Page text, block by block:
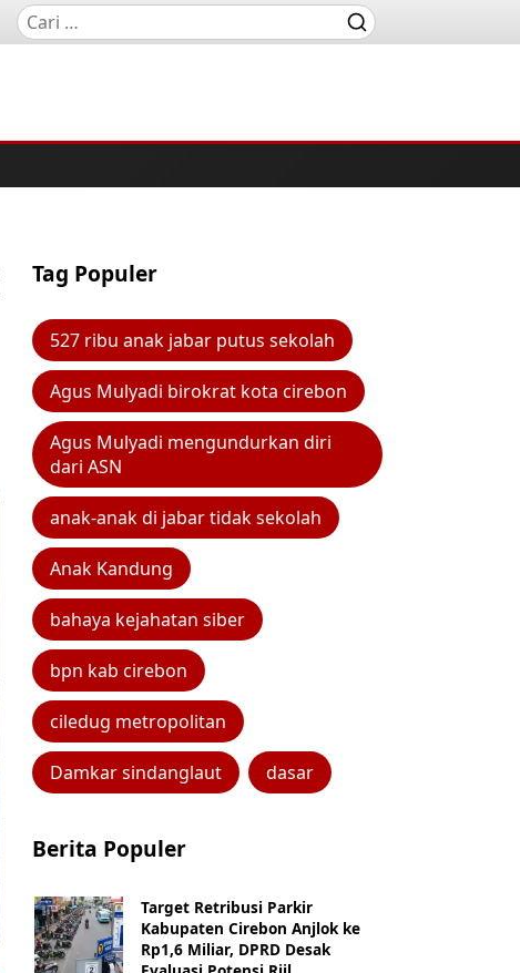
Tag Populer
527 ribu anak jabar putus sekolah
Agus Mulyadi birokrat kota cirebon
Agus Mulyadi mengundurkan diri
dari ASN
anak-anak di jabar tidak sekolah
Anak Kandung
bahaya kejahatan siber
bpn kab cirebon
ciledug metropolitan
Damkar sindanglaut dasar
Berita Populer
Target Retribusi Parkir
Kabupaten Cirebon Anjlok ke
Rp1,6 Miliar, DPRD Desak